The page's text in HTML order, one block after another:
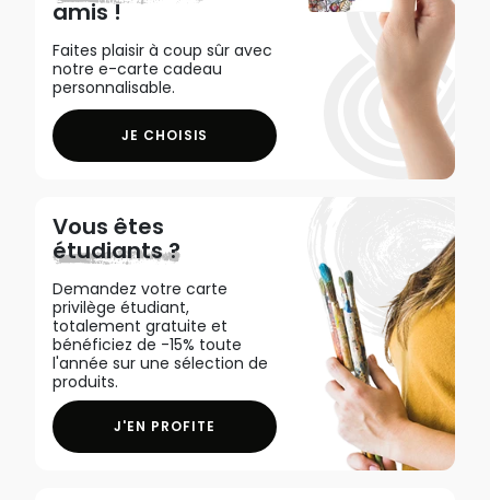
amis !
Faites plaisir à coup sûr avec
notre e-carte cadeau
personnalisable.
JE CHOISIS
Vous êtes
étudiants ?
Demandez votre carte
privilège étudiant,
totalement gratuite et
bénéficiez de -15% toute
l'année sur une sélection de
produits.
J'EN PROFITE